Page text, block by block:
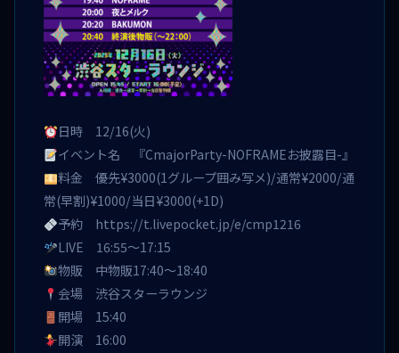
日時 12/16(火)
イベント名 『CmajorParty-NOFRAMEお披露目-』
料金 優先¥3000(1グループ囲み写メ)/通常¥2000/通
常(早割)¥1000/当日¥3000(+1D)
予約 https://t.livepocket.jp/e/cmp1216
LIVE 16:55〜17:15
物販 中物販17:40〜18:40
会場 渋谷スターラウンジ
開場 15:40
開演 16:00